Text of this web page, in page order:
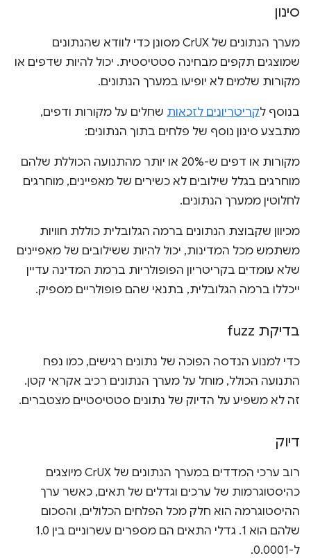
סינון
מערך הנתונים של CrUX מסונן כדי לוודא שהנתונים
שמוצגים תקפים מבחינה סטטיסטית. יכול להיות שדפים או
מקורות שלמים לא יופיעו במערך הנתונים.
בנוסף לקריטריונים לזכאות שחלים על מקורות ודפים,
מתבצע סינון נוסף של פלחים בתוך הנתונים:
מקורות או דפים ש-20% או יותר מהתנועה הכוללת שלהם
מוחרגים בגלל שילובים לא כשירים של מאפיינים, מוחרגים
לחלוטין ממערך הנתונים.
מכיוון שקבוצת הנתונים ברמה הגלובלית כוללת חוויות
משתמש מכל המדינות, יכול להיות ששילובים של מאפיינים
שלא עומדים בקריטריון הפופולריות ברמת המדינה עדיין
ייכללו ברמה הגלובלית, בתנאי שהם פופולריים מספיק.
בדיקת fuzz
כדי למנוע הנדסה הפוכה של נתונים רגישים, כמו נפח
התנועה הכולל, מוחל על מערך הנתונים רכיב אקראי קטן.
זה לא משפיע על הדיוק של נתונים סטטיסטיים מצטברים.
דיוק
רוב ערכי המדדים במערך הנתונים של CrUX מיוצגים
כהיסטוגרמות של ערכים וגדלים של תאים, כאשר ערך
ההיסטוגרמה הוא חלק מכל הפלחים הכלולים, והסכום
שלהם הוא 1. גדלי התאים הם מספרים עשרוניים בין 1.0
ל-0.0001.